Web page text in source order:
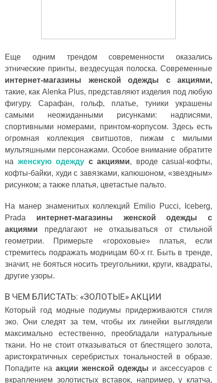
Еще одним трендом современности оказались
этнические принты, вездесущая полоска. Современные
интернет-магазины женской одежды с акциями,
такие, как Alenka Plus, представляют изделия под любую
фигуру. Сарафан, гольф, платье, туники украшены
самыми неожиданными рисунками: надписями,
спортивными номерами, принтом-корпусом. Здесь есть
огромная коллекция свитшотов, пижам с милыми
мультяшными персонажами. Особое внимание обратите
на женскую одежду с акциями, вроде casual-кофты,
кофты-байки, худи с завязками, капюшоном, «звездным»
рисунком; а также платья, цветастые пальто.
На манер знаменитых коллекций Emilio Pucci, Iceberg,
Prada интернет-магазины женской одежды с
акциями
предлагают не отказываться от стильной
геометрии. Примерьте «гороховые» платья, если
стремитесь подражать модницам 60-х гг. Быть в тренде,
значит, не бояться носить треугольники, круги, квадраты,
другие узоры.
В ЧЕМ БЛИСТАТЬ: «ЗОЛОТЫЕ» АКЦИИ
Который год модные подиумы придерживаются стиля
эко. Они следят за тем, чтобы их линейки выглядели
максимально естественно, преобладали натуральные
ткани. Но не стоит отказываться от блестящего золота,
аристократичных серебристых тональностей в образе.
Попадите на акции женской одежды и аксессуаров с
вкраплением золотистых вставок, например, у клатча,